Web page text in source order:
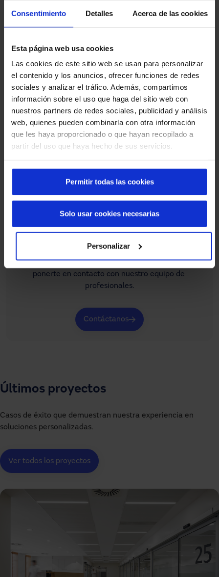
Consentimiento Detalles Acerca de las cookies
Esta página web usa cookies
Las cookies de este sitio web se usan para personalizar
el contenido y los anuncios, ofrecer funciones de redes
sociales y analizar el tráfico. Además, compartimos
información sobre el uso que haga del sitio web con
nuestros partners de redes sociales, publicidad y análisis
web, quienes pueden combinarla con otra información
que les haya proporcionado o que hayan recopilado a
partir del uso que haya hecho de sus servicios.
Permitir todas las cookies
Personalizar
Solo usar cookies necesarias
Todos los sistemas incorporan sensores,
seguro y cumplen con la normativa vigente.
Experiencia multisectorial
Trabajamos en hospitales, aeropuertos, retail,
industria y edificios corporativos, aportando
soluciones confiables en entornos de alta
exigencia.
¿Necesitas ayuda?
Si no encuentras lo que buscas o tienes dudas sobre
nuestros sistemas de acceso automatizados, puedes
ponerte en contacto con nuestro equipo de
profesionales.
Contáctanos
Últimos proyectos
Casos de éxito que demuestran nuestra experiencia en
soluciones personalizadas.
Ver todos los proyectos